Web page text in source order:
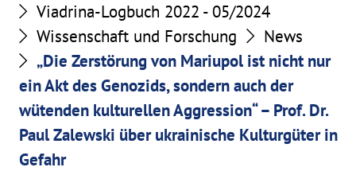
Viadrina-Logbuch 2022 - 05/2024
Wissenschaft und Forschung
News
„Die Zerstörung von Mariupol ist nicht nur
ein Akt des Genozids, sondern auch der
wütenden kulturellen Aggression“ – Prof. Dr.
Paul Zalewski über ukrainische Kulturgüter in
Gefahr